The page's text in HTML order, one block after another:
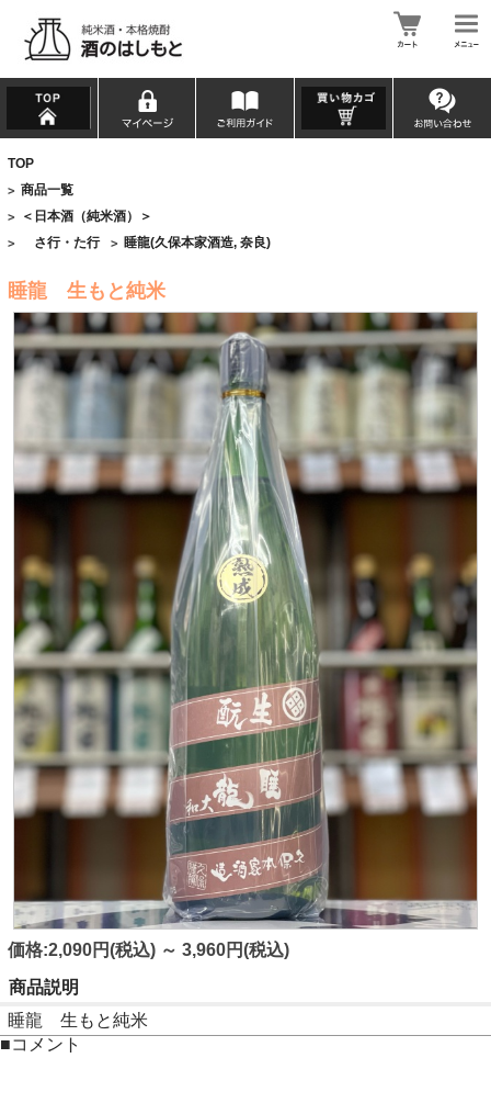
TOP
> 商品一覧
> ＜日本酒（純米酒）＞
> さ行・た行 > 睡龍(久保本家酒造, 奈良)
睡龍 生もと純米
価格:2,090円(税込) ～ 3,960円(税込)
商品説明
睡龍 生もと純米
■コメント